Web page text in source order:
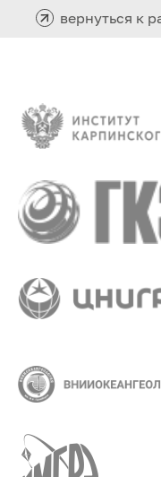
вернуться к